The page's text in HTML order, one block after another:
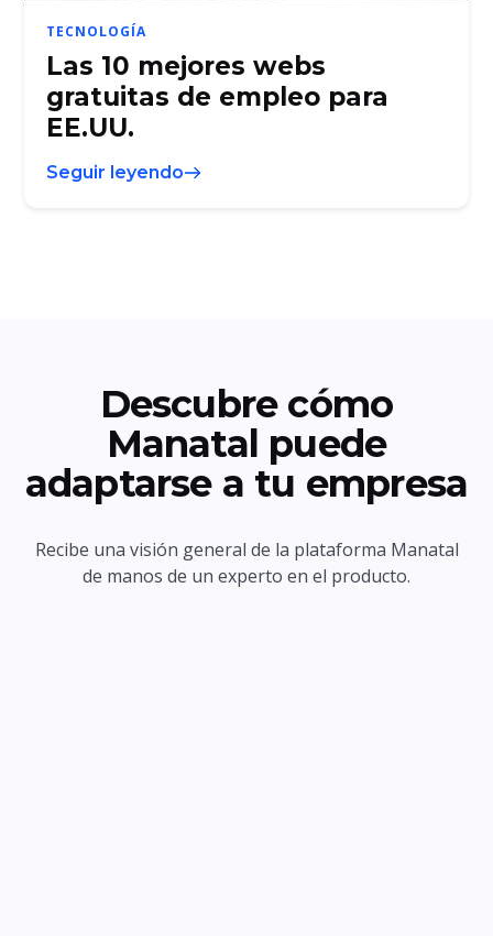
TECNOLOGÍA
Las 10 mejores webs
gratuitas de empleo para
EE.UU.
Seguir leyendo
Descubre cómo
Manatal puede
adaptarse a tu empresa
Recibe una visión general de la plataforma Manatal
de manos de un experto en el producto.